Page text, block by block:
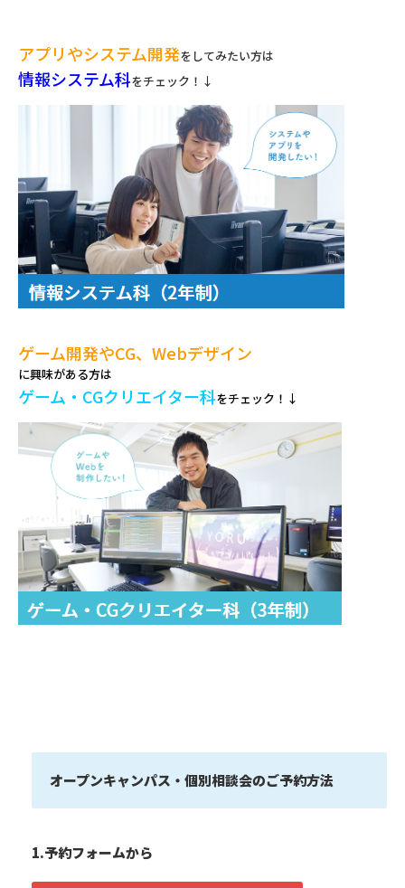
アプリやシステム開発をしてみたい方は
情報システム科をチェック！↓
ゲーム開発やCG、Webデザイン
に興味がある方は
ゲーム・CGクリエイター科をチェック！ ↓
オープンキャンパス・個別相談会のご予約方法
1.予約フォームから